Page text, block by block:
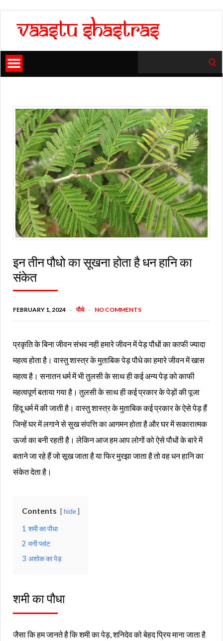
for:
इन तीन पौधो का सूखना होता है धन हानि का
संकेत
FEBRUARY 1, 2024 पौधे NO COMMENTS
प्रकृति के बिना जीवन संभव नही हमारे जीवन में पेड़ पौधों का काफी ज्यादा
महत्व होता है। वास्तु शास्त्र के मुताबिक पेड़ पौधे का हमारे जीवन में खास
महत्व है। सनातन धर्म में भी तुलसी के साथ ही कई अन्य पेड़ को काफी
महत्वपूर्ण बताया गया है। तुलसी के साथ ही कई प्रकार के पेड़ों की पूजा
हिंदू धर्म में की जाती है। वास्तु शास्त्र के मुताबिक कई प्रकार के ऐसे पेड़ हैं
जिन्हें घर में लगाने से सुख संपत्ति का आगमन होता है और घर में सकारात्मक
ऊर्जा का बनी रहती है। लेकिन आज हम आप लोगों को ऐसे पौधों के बारे में
बताने जा रहे हैं जो सूख जाता है या फिर मुरझा जाता है तो वह धन हानि का
संकेत देता है।
Contents hide
1 शमी का पौधा
2 मनी प्लांट
3 अशोक का पेड़
शमी का पौधा
जैसा कि हम जानते है कि शमी का पेड़, शनिदेव को बेहद प्रिय माना जाता है